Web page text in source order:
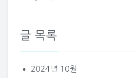
글 목록
2024년 10월